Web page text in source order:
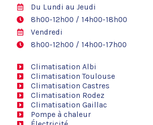
Du Lundi au Jeudi
8h00-12h00 / 14h00-18h00
Vendredi
8h00-12h00 / 14h00-17h00
Climatisation Albi
Climatisation Toulouse
Climatisation Castres
Climatisation Rodez
Climatisation Gaillac
Pompe à chaleur